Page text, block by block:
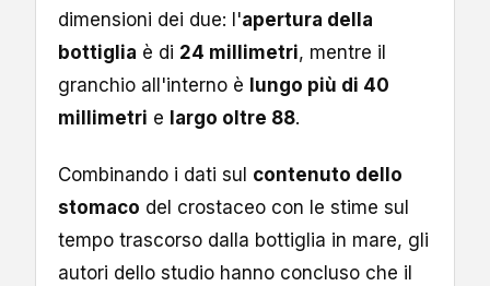
dimensioni dei due: l'apertura della
bottiglia è di 24 millimetri, mentre il
granchio all'interno è lungo più di 40
millimetri e largo oltre 88.
Combinando i dati sul contenuto dello
stomaco del crostaceo con le stime sul
tempo trascorso dalla bottiglia in mare, gli
autori dello studio hanno concluso che il